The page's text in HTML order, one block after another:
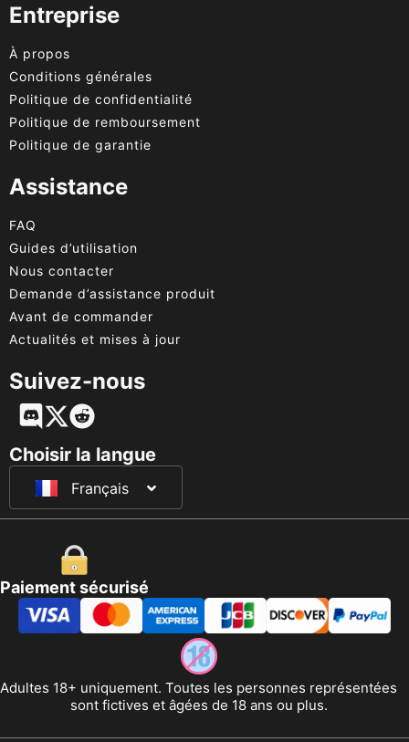
Entreprise
À propos
Conditions générales
Politique de confidentialité
Politique de remboursement
Politique de garantie
Assistance
FAQ
Guides d’utilisation
Nous contacter
Demande d’assistance produit
Avant de commander
Actualités et mises à jour
Suivez-nous
Choisir la langue
Français
English
Deutsch
日本語
Paiement sécurisé
Adultes 18+ uniquement. Toutes les personnes représentées
sont fictives et âgées de 18 ans ou plus.